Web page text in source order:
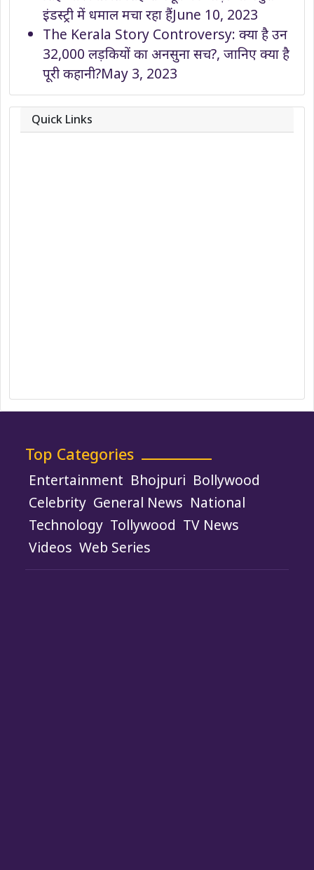
इंडस्ट्री में धमाल मचा रहा हैंJune 10, 2023
The Kerala Story Controversy: क्या है उन
32,000 लड़कियों का अनसुना सच?, जानिए क्या है
पूरी कहानी?May 3, 2023
Quick Links
Top Categories
Entertainment Bhojpuri Bollywood
Celebrity General News National
Technology Tollywood TV News
Videos Web Series